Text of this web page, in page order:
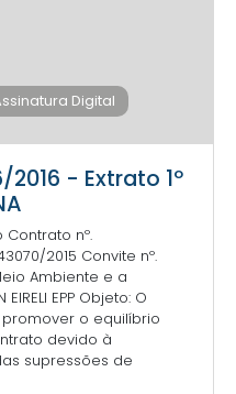
Digital
2016 - Extrato 1º
Contrato nº.
2015 Convite nº.
Ambiente e a
EPP Objeto: O
o equilíbrio
devido à
supressões de